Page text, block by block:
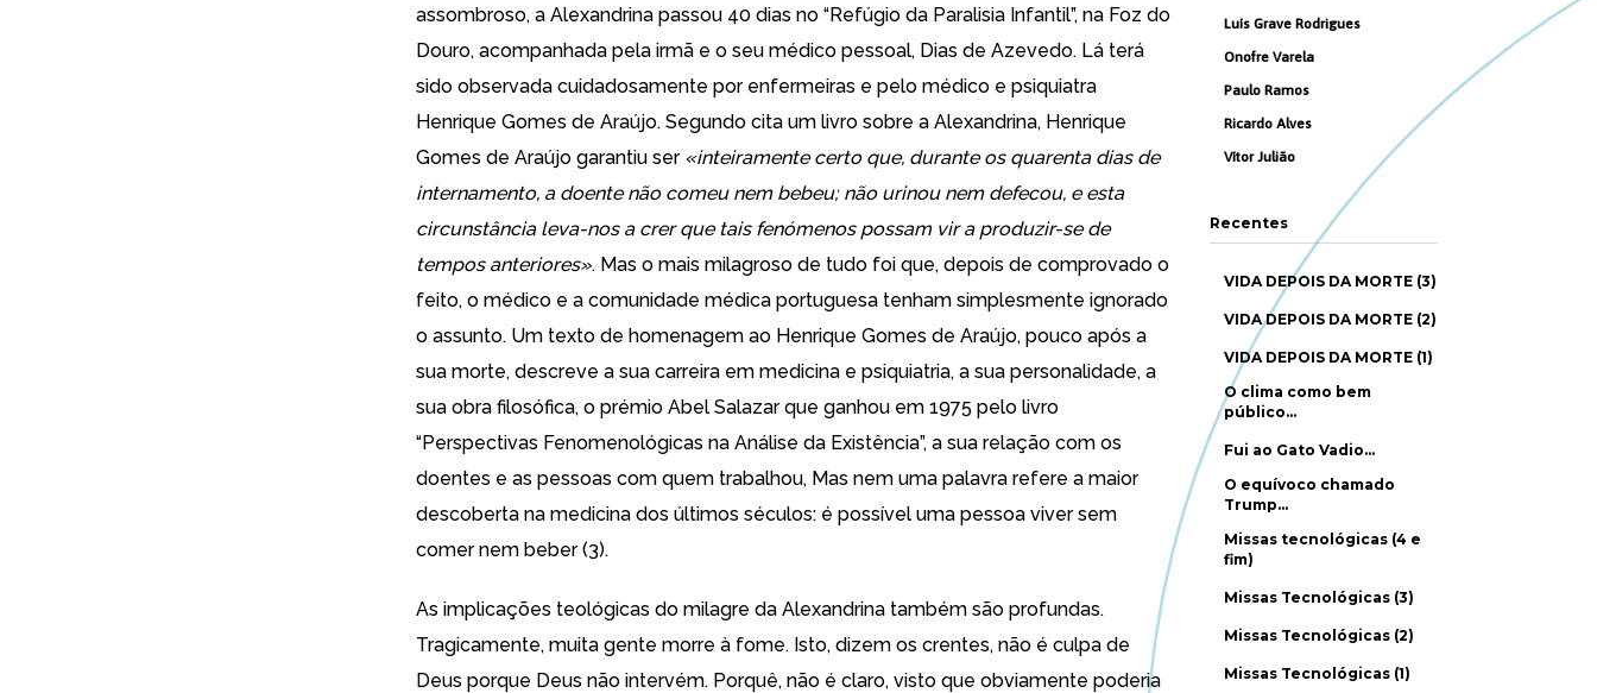
assombroso, a Alexandrina passou 40 dias no “Refúgio da Paralisia Infantil”, na Foz do
Douro, acompanhada pela irmã e o seu médico pessoal, Dias de Azevedo. Lá terá
sido observada cuidadosamente por enfermeiras e pelo médico e psiquiatra
Henrique Gomes de Araújo. Segundo cita um livro sobre a Alexandrina, Henrique
Gomes de Araújo garantiu ser «inteiramente certo que, durante os quarenta dias de
internamento, a doente não comeu nem bebeu; não urinou nem defecou, e esta
circunstância leva-nos a crer que tais fenómenos possam vir a produzir-se de
tempos anteriores». Mas o mais milagroso de tudo foi que, depois de comprovado o
feito, o médico e a comunidade médica portuguesa tenham simplesmente ignorado
o assunto. Um texto de homenagem ao Henrique Gomes de Araújo, pouco após a
sua morte, descreve a sua carreira em medicina e psiquiatria, a sua personalidade, a
sua obra filosófica, o prémio Abel Salazar que ganhou em 1975 pelo livro
“Perspectivas Fenomenológicas na Análise da Existência”, a sua relação com os
doentes e as pessoas com quem trabalhou, Mas nem uma palavra refere a maior
descoberta na medicina dos últimos séculos: é possível uma pessoa viver sem
comer nem beber (3).
As implicações teológicas do milagre da Alexandrina também são profundas.
Tragicamente, muita gente morre à fome. Isto, dizem os crentes, não é culpa de
Deus porque Deus não intervém. Porquê, não é claro, visto que obviamente poderia
Luís Grave Rodrigues
Onofre Varela
Paulo Ramos
Ricardo Alves
Vítor Julião
Recentes
VIDA DEPOIS DA MORTE (3)
VIDA DEPOIS DA MORTE (2)
VIDA DEPOIS DA MORTE (1)
O clima como bem
público…
Fui ao Gato Vadio…
O equívoco chamado
Trump…
Missas tecnológicas (4 e
fim)
Missas Tecnológicas (3)
Missas Tecnológicas (2)
Missas Tecnológicas (1)